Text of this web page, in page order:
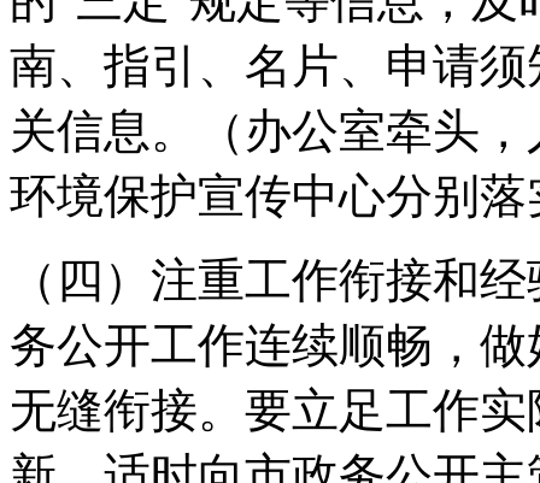
南、指引、名片、申请
关信息。
（办公室牵头
环境保护宣传中心分别落
（四）注重工作衔接和
务公开工作连续顺畅，
无缝衔接。要立足工作